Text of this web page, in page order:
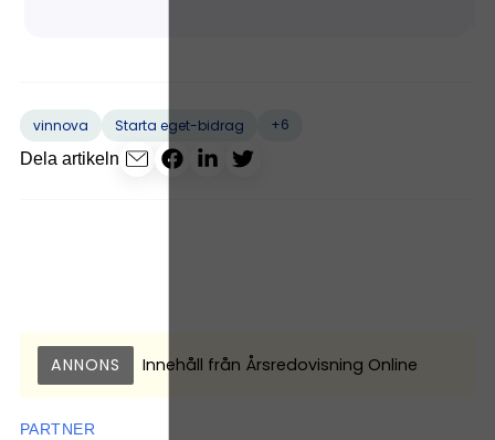
vinnova Starta eget-bidrag
+6
Dela artikeln
ANNONS Innehåll från Årsredovisning Online
PARTNER